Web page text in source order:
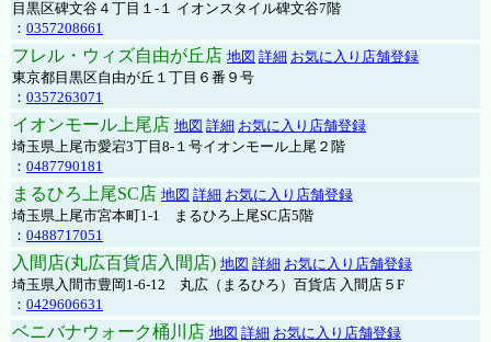
目黒区碑文谷４丁目１-１ イオンスタイル碑文谷7階
： 0357208661
フレル・ウィズ自由が丘店 地図 詳細 お気に入り店舗登録
東京都目黒区自由が丘１丁目６番９号
： 0357263071
イオンモール上尾店 地図 詳細 お気に入り店舗登録
埼玉県上尾市愛宕3丁目8-１号イオンモール上尾２階
： 0487790181
まるひろ上尾SC店 地図 詳細 お気に入り店舗登録
埼玉県上尾市宮本町1-1 まるひろ上尾SC店5階
： 0488717051
入間店(丸広百貨店入間店) 地図 詳細 お気に入り店舗登録
埼玉県入間市豊岡1-6-12 丸広（まるひろ）百貨店 入間店５F
： 0429606631
ベニバナウォーク桶川店 地図 詳細 お気に入り店舗登録